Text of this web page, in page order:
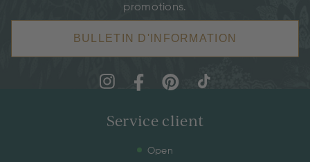
promotions.
BULLETIN D'INFORMATION
Service client
Open